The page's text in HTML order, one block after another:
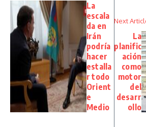
La
escala
da en
Irán
podría
hacer
estalla
r todo
Orient
e
Medio
Next
La
planific
ación
como
motor
del
desarr
ollo